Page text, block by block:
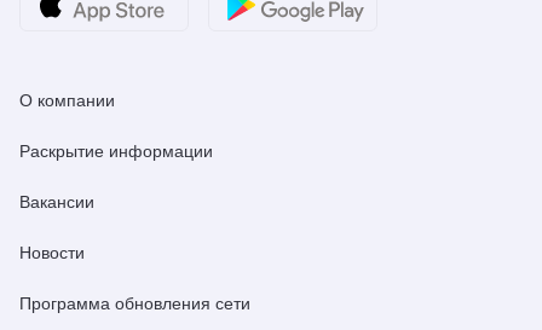
О компании
Раскрытие информации
Вакансии
Новости
Программа обновления сети